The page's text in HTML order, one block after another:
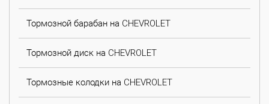
Тормозной барабан на CHEVROLET
Тормозной диск на CHEVROLET
Тормозные колодки на CHEVROLET